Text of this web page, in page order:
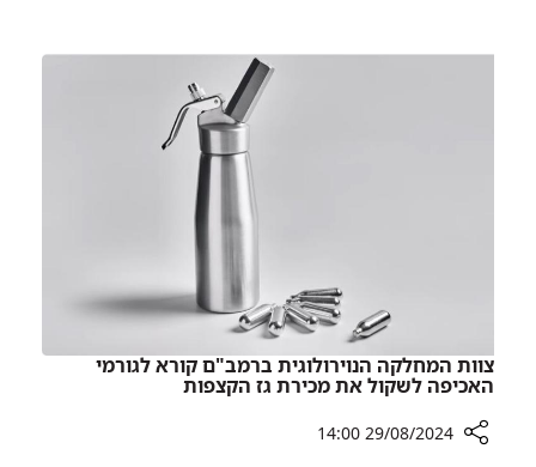
של
3
מצנתרים
בכירים
צוות המחלקה הנוירולוגית ברמב"ם קורא לגורמי
האכיפה לשקול את מכירת גז הקצפות
29/08/2024 14:00